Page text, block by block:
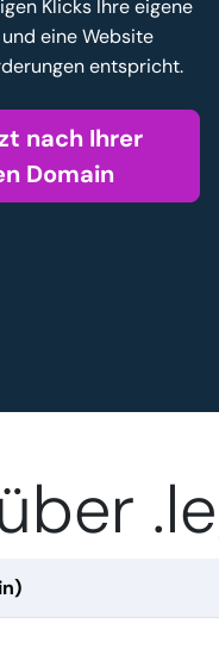
Klicks Ihre eigene
eine Website
entspricht.
nach Ihrer
Domain